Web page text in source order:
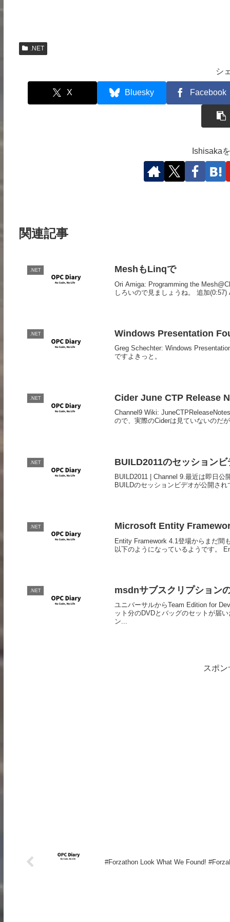
.NET
シ
X Bluesky Facebook
Ishisaka
関連記事
.NET MeshもLinqで
Ori Amiga: Programming the
しろいので見ましょうね。 追加
.NET Windows Presentation
Greg Schechter: Windows
ですよきっと。
.NET Cider June CTP Release
Channel9 Wiki:
ので、実際のCiderは見ていないのだ
.NET BUILD2011のセッションビ
BUILD2011 | Channel 9.最近は即日
BUILDのセッションビデオが公開され
.NET Microsoft Entity
Entity Framework 4.1登場からまだ間
以下のようになっているようです。
.NET msdnサブスクリプション
ユニバーサルからTeam Edition for
ット分のDVDとバッグのセットが届
ン...
スポ
#Forzathon Look What We Found!